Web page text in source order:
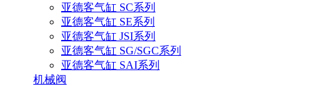
亚德客气缸 SC系列
亚德客气缸 SE系列
亚德客气缸 JSI系列
亚德客气缸 SG/SGC系列
亚德客气缸 SAI系列
机械阀